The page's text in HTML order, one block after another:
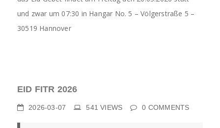
und zwar um 07:30 in Hangar No. 5 – Völgerstraße 5 –
30519 Hannover
EID FITR 2026
2026-03-07 541VIEWS 0 COMMENTS